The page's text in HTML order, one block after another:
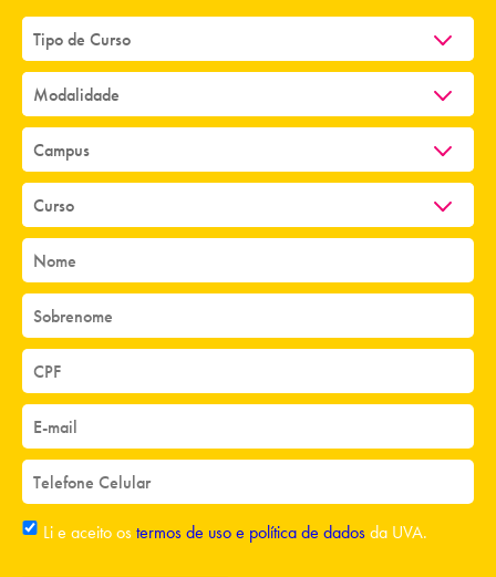
Li e aceito ostermos de uso e política de dadosda UVA.